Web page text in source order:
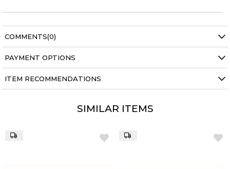
COMMENTS(0)
PAYMENT OPTIONS
ITEM RECOMMENDATIONS
SIMILAR ITEMS